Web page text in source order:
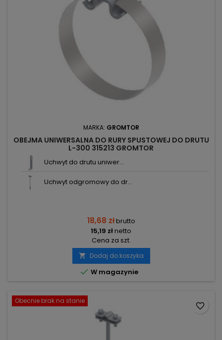
MARKA: GROMTOR
OBEJMA UNIWERSALNA DO RURY SPUSTOWEJ DO DRUTU
L-300 315213 GROMTOR
Uchwyt do drutu uniwer...
Uchwyt odgromowy do dr...
18,68 złbrutto
15,19 złnetto
Cena za szt.
 Dodaj do koszyka
 W magazynie
Obecnie brak na stanie
favorite_border